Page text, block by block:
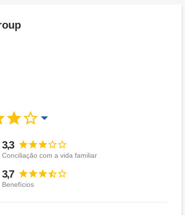
3,3
Conciliação com a vida familiar
3,7
Benefícios